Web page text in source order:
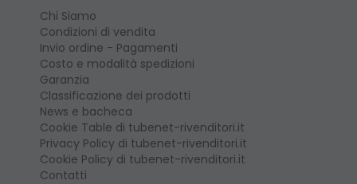
Chi Siamo
Condizioni di vendita
Invio ordine - Pagamenti
Costo e modalità spedizioni
Garanzia
Classificazione dei prodotti
News e bacheca
Cookie Table di tubenet-rivenditori.it
Privacy Policy di tubenet-rivenditori.it
Cookie Policy di tubenet-rivenditori.it
Contatti